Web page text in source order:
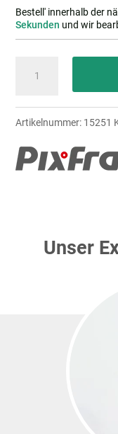
Bestell' innerhalb der
Sekunden und wir
2
M215M
Menge
Artikelnummer: 15251
Unser